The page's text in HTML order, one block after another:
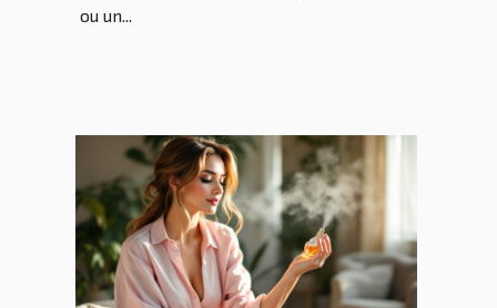
ou un...